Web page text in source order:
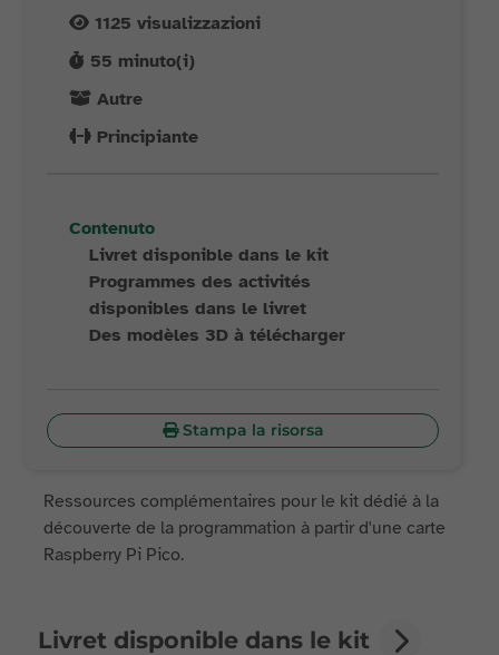
1125 visualizzazioni
55 minuto(i)
Autre
Principiante
Contenuto
Livret disponible dans le kit
Programmes des activités
disponibles dans le livret
Des modèles 3D à télécharger
Stampa la risorsa
Ressources complémentaires pour le kit dédié à la
découverte de la programmation à partir d'une carte
Raspberry Pi Pico.
Livret disponible dans le kit